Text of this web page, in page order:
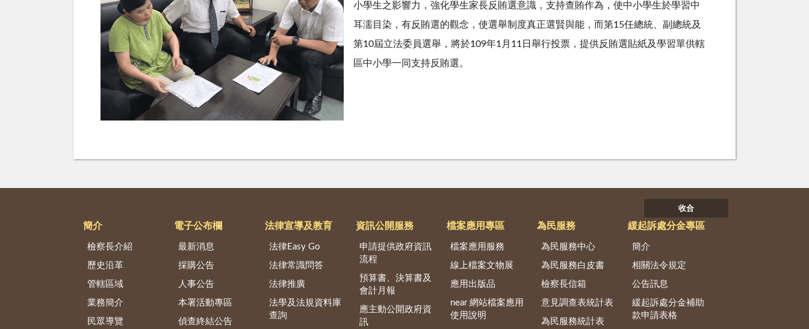
小學生之影響力，強化學生家長反賄選意識，支持查賄作為，使中小學生於學習中
耳濡目染，有反賄選的觀念，使選舉制度真正選賢與能，而第15任總統、副總統及
第10屆立法委員選舉，將於109年1月11日舉行投票，提供反賄選貼紙及學習單供轄
區中小學一同支持反賄選。
收合
簡介
檢察長介紹
歷史沿革
管轄區域
業務簡介
民眾導覽
電子公布欄
最新消息
採購公告
人事公告
本署活動專區
偵查終結公告
法律宣導及教育
法律Easy Go
法律常識問答
法律推廣
法學及法規資料庫
查詢
資訊公開服務
申請提供政府資訊
流程
預算書、決算書及
會計月報
應主動公開政府資
訊
檔案應用專區
檔案應用服務
線上檔案文物展
應用出版品
near 網站檔案應用
使用說明
為民服務
為民服務中心
為民服務白皮書
檢察長信箱
意見調查表統計表
為民服務統計表
緩起訴處分金專區
簡介
相關法令規定
公告訊息
緩起訴處分金補助
款申請表格